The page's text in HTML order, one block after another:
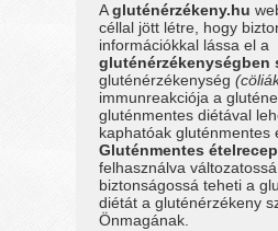
Agluténérzékeny.hu
céllal jött létre, hogy
információkkal lássa el a
gluténérzékenységben
gluténérzékenység
immunreakciója a
gluténmentes diétával
kaphatóak gluténmentes
Gluténmentes
felhasználva
biztonságossá teheti a
diétát a gluténérzékeny
Önmagának.